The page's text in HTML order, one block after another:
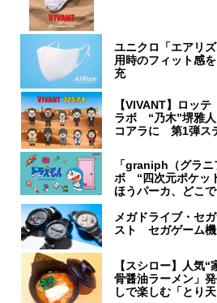
ユニクロ「エアリ
用時のフィット感
充
【VIVANT】ロッ
ラボ “乃木”堺雅人
コアラに 第1弾ス
「graniph（グラ
ボ “四次元ポケッ
ほうパーカ、どこ
メガドライブ・セ
スト セガゲーム機
【スシロー】人気
骨醤油ラーメン」
しで楽しむ「とり